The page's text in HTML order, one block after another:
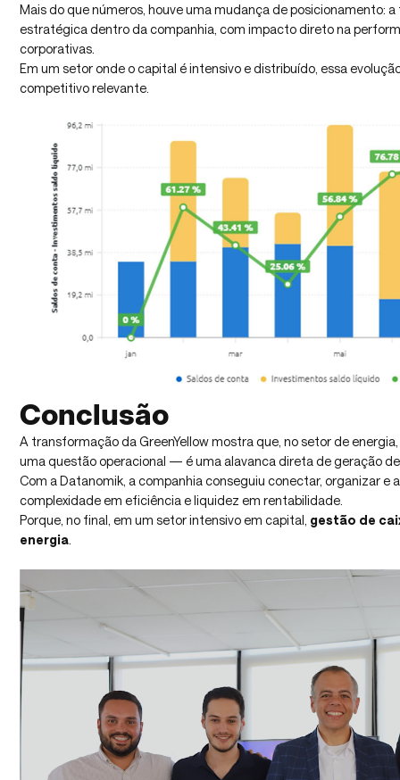
Mais do que números, houve uma mudança de posicionamento:
estratégica dentro da companhia, com impacto direto na
corporativas.
Em um setor onde o capital é intensivo e distribuído, essa
competitivo relevante.
Conclusão
A transformação da GreenYellow mostra que, no setor de
uma questão operacional — é uma alavanca direta de geração de
Com a Datanomik, a companhia conseguiu conectar, organizar
complexidade em eficiência e liquidez em rentabilidade.
Porque, no final, em um setor intensivo em capital, gestão de
energia